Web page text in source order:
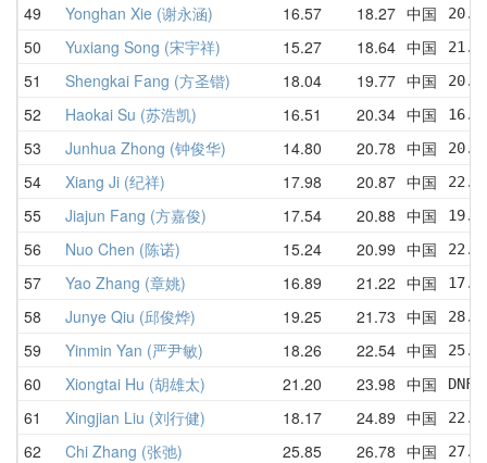
49 Yonghan Xie (谢永涵) 16.57 18.27 中国
50 Yuxiang Song (宋宇祥) 15.27 18.64 中国
51 Shengkai Fang (方圣锴) 18.04 19.77 中国
52 Haokai Su (苏浩凯) 16.51 20.34 中国
53 Junhua Zhong (钟俊华) 14.80 20.78 中国
54 Xiang Ji (纪祥) 17.98 20.87 中国
55 Jiajun Fang (方嘉俊) 17.54 20.88 中国
56 Nuo Chen (陈诺) 15.24 20.99 中国
57 Yao Zhang (章姚) 16.89 21.22 中国
58 Junye Qiu (邱俊烨) 19.25 21.73 中国
59 Yinmin Yan (严尹敏) 18.26 22.54 中国
60 Xiongtai Hu (胡雄太) 21.20 23.98 中国
61 Xingjian Liu (刘行健) 18.17 24.89 中国
62 Chi Zhang (张弛) 25.85 26.78 中国